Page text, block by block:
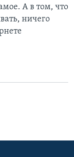
А в том, что
ничего